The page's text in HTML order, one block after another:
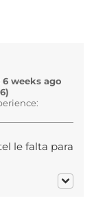
6 weeks ago
le falta para